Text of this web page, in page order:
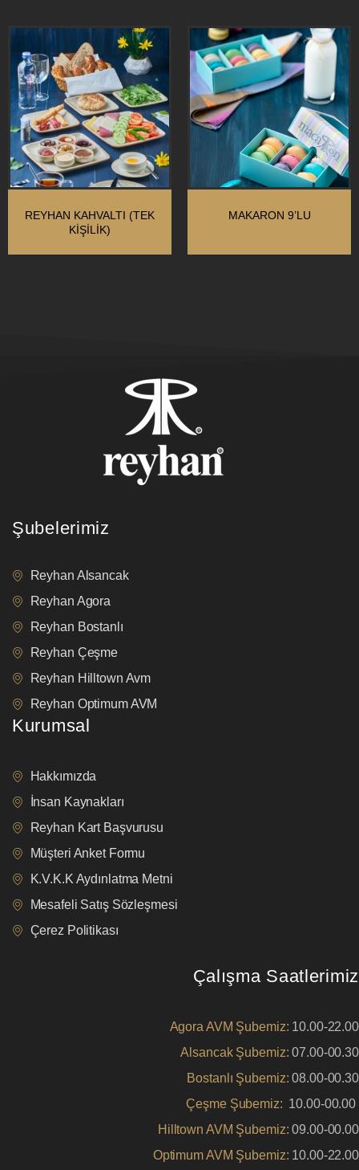
REYHAN KAHVALTI (TEK
KIŞILIK)
MAKARON 9’LU
Şubelerimiz
Reyhan Alsancak
Reyhan Agora
Reyhan Bostanlı
Reyhan Çeşme
Reyhan Hilltown Avm
Reyhan Optimum AVM
Kurumsal
Hakkımızda
İnsan Kaynakları
Reyhan Kart Başvurusu
Müşteri Anket Formu
K.V.K.K Aydınlatma Metni
Mesafeli Satış Sözleşmesi
Çerez Politikası
Çalışma Saatlerimiz
Agora AVM Şubemiz: 10.00-22.00
Alsancak Şubemiz: 07.00-00.30
Bostanlı Şubemiz: 08.00-00.30
Çeşme Şubemiz: 10.00-00.00
Hilltown AVM Şubemiz: 09.00-00.00
Optimum AVM Şubemiz: 10.00-22.00